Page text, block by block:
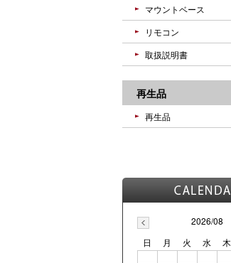
マウントベース
リモコン
取扱説明書
再生品
再生品
2026/08
日
月 火 水 木